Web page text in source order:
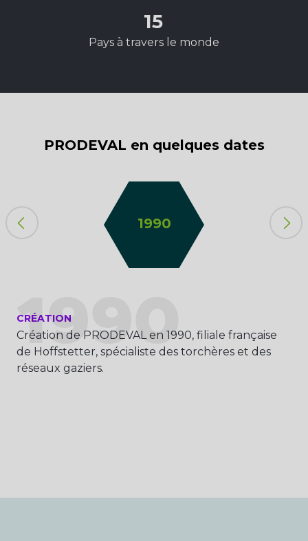
15
Pays à travers le monde
PRODEVAL en quelques dates
1990
1990
CRÉATION
Création de PRODEVAL en 1990, filiale française
de Hoffstetter, spécialiste des torchères et des
réseaux gaziers.